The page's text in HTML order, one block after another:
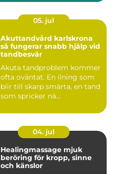
05. jul
Akuttandvård karlskrona
så fungerar snabb hjälp vid
tandbesvär
Akuta tandproblem kommer
ofta oväntat. En ilning som
blir till skarp smärta, en tand
som spricker nä...
04. jul
Healingmassage mjuk
beröring för kropp, sinne
och känslor